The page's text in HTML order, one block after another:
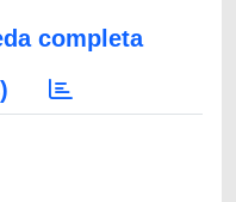
completa